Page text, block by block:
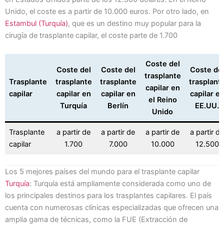
Unido, el coste es a partir de 10.000 euros. Por otro lado, en
Estambul (Turquía), que es un destino muy popular para la
cirugía de trasplante capilar, el coste parte de 1.700
Trasplante
capilar
Coste del
trasplante
capilar en
Turquía
Coste del
trasplante
capilar en
Berlín
Coste del
trasplante
capilar en
el Reino
Unido
Coste del
capilar en
EE.UU.
Trasplante
capilar
a partir de
1.700
a partir de
7.000
a partir de
10.000
a partir de
12.500
Los 5 mejores países del mundo para el trasplante capilar
Turquía: Turquía está ampliamente considerada como uno de
los principales destinos para los trasplantes capilares. El país
cuenta con numerosas clínicas especializadas que ofrecen una
amplia gama de técnicas, como la FUE (Extracción de